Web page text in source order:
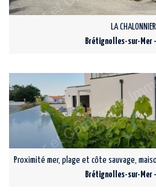
LA
Brétignolles-sur-Mer -
Proximité mer, plage et côte sauvage,
Brétignolles-sur-Mer -